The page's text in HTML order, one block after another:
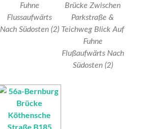
Fuhne
Flussaufwärts
Nach Südosten (2)
Brücke Zwischen
Parkstraße &
Teichweg Blick Auf
Fuhne
Flußaufwärts Nach
Südosten (2)